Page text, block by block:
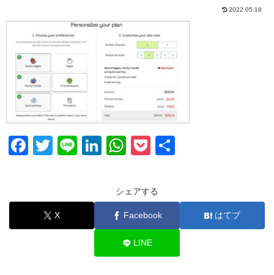
2022.05.18
F
e
b
T
er
Li
Li
e
dI
W
at
s
A
p
p
P
ck
et
シェアする
X Facebook はてブ
LINE